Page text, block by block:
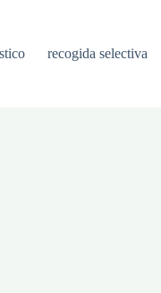
recogida selectiva